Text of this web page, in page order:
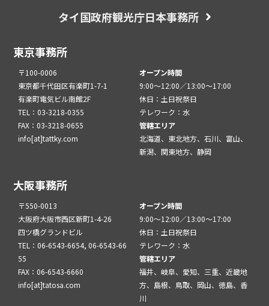
タイ国政府観光庁日本事務所
東京事務所
〒100-0006
東京都千代田区有楽町1-7-1
有楽町電気ビル南館2F
TEL：03-3218-0355
FAX：03-3218-0655
info[at]tattky.com
オープン時間
9:00～12:00／13:00～17:00
休日：土日祝祭日
テレワーク：水
管轄エリア
北海道、東北地方、石川、富山、
新潟、関東地方、静岡
大阪事務所
〒550-0013
大阪府大阪市西区新町1-4-26
四ツ橋グランドビル
TEL：06-6543-6654, 06-6543-66
55
FAX：06-6543-6660
info[at]tatosa.com
オープン時間
9:00～12:00／13:00～17:00
休日：土日祝祭日
テレワーク：水
管轄エリア
福井、岐阜、愛知、三重、近畿地
方、島根、鳥取、岡山、徳島、香
川